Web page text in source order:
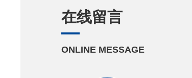
在线留言
ONLINE MESSAGE